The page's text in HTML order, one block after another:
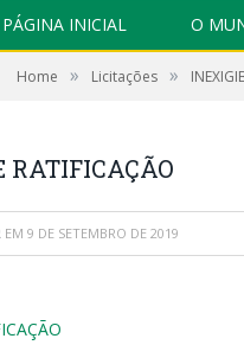
PÁGINA INICIAL O
Home » Licitações »
RATIFICAÇÃO
EM 9 DE SETEMBRO DE 2019